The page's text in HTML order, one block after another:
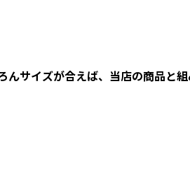
んサイズが合えば、当店の商品と